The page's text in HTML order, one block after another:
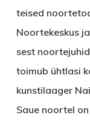
teised
Noortekeskus
sest
toimub ühtlasi
kunstilaager
Saue noortel